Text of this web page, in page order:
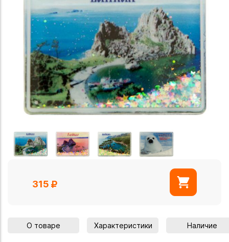
315
О товаре Характеристики Наличие